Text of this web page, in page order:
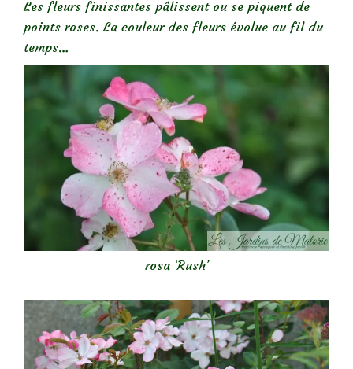
Les fleurs finissantes pâlissent ou se piquent de
points roses. La couleur des fleurs évolue au fil du
temps…
rosa ‘Rush’